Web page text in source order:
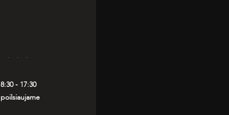
8:30 - 17:30
poilsiaujame